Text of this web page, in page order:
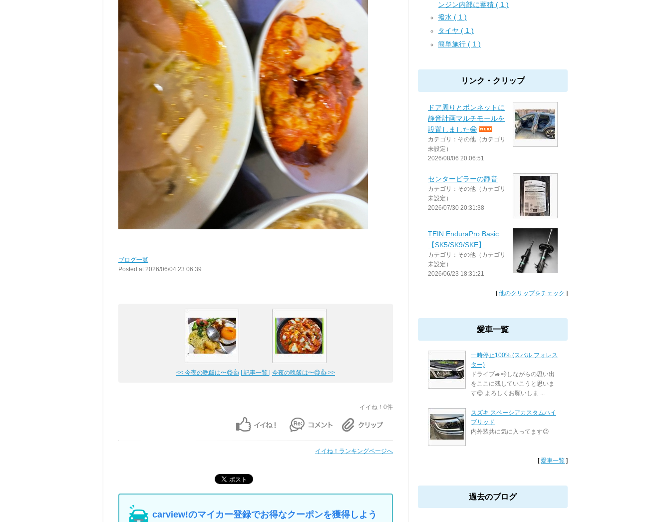
ブログ一覧
Posted at 2026/06/04 23:06:39
<< 今夜の晩飯は〜😋👍 | 記事一覧 | 今夜の晩飯は〜😋👍 >>
イイね！0件
イイね！ランキングページへ
carview!のマイカー登録でお得なクーポンを獲得しよう
ンジン内部に蓄積 ( 1 )
撥水 ( 1 )
タイヤ ( 1 )
簡単施行 ( 1 )
リンク・クリップ
ドア周りとボンネットに
静音計画マルチモールを
設置しました😁
カテゴリ：その他（カテゴリ
未設定）
2026/08/06 20:06:51
センターピラーの静音
カテゴリ：その他（カテゴリ
未設定）
2026/07/30 20:31:38
TEIN EnduraPro Basic
【SK5/SK9/SKE】
カテゴリ：その他（カテゴリ
未設定）
2026/06/23 18:31:21
[他のクリップをチェック ]
愛車一覧
一時停止100% (スバル フォレス
ター)
ドライブ🚙💨しながらの思い出
をここに残していこうと思いま
す😊 よろしくお願いしま ...
スズキ スペーシアカスタムハイ
ブリッド
内外装共に気に入ってます😉
[愛車一覧 ]
過去のブログ